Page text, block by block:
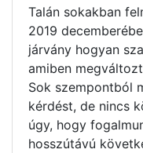
Talán sokakban
2019
járvány hogyan
amiben
Sok szempontból
kérdést, de nincs
úgy, hogy
hosszútávú